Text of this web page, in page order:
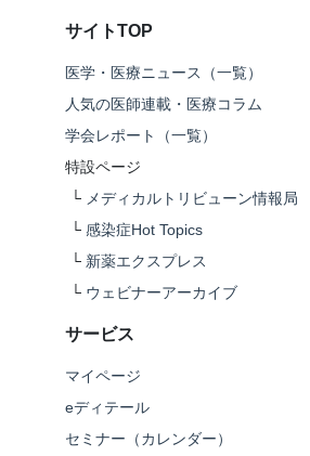
サイトTOP
医学・医療ニュース（一覧）
人気の医師連載・医療コラム
学会レポート（一覧）
特設ページ
└ メディカルトリビューン情報局
└ 感染症Hot Topics
└ 新薬エクスプレス
└ ウェビナーアーカイブ
サービス
マイページ
eディテール
セミナー（カレンダー）